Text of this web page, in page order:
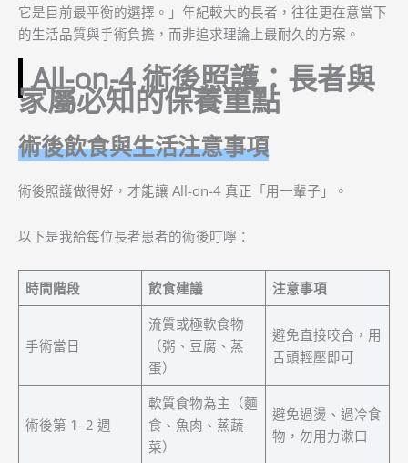
它是目前最平衡的選擇。」年紀較大的長者，往往更在意當下
的生活品質與手術負擔，而非追求理論上最耐久的方案。
All-on-4 術後照護：長者與
家屬必知的保養重點
術後飲食與生活注意事項
術後照護做得好，才能讓 All-on-4 真正「用一輩子」。
以下是我給每位長者患者的術後叮嚀：
時間階段 飲食建議 注意事項
手術當日
流質或極軟食物
（粥、豆腐、蒸
蛋）
避免直接咬合，用
舌頭輕壓即可
術後第 1–2 週
軟質食物為主（麵
食、魚肉、蒸蔬
菜）
避免過燙、過冷食
物，勿用力漱口